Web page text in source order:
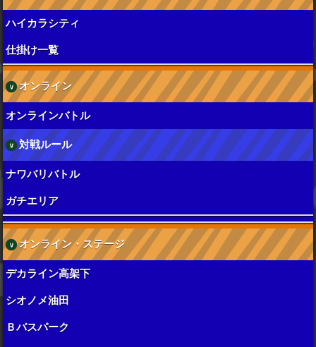
ハイカラシティ
仕掛け一覧
オンライン
オンラインバトル
対戦ルール
ナワバリバトル
ガチエリア
オンライン・ステージ
デカライン高架下
シオノメ油田
Ｂバスパーク